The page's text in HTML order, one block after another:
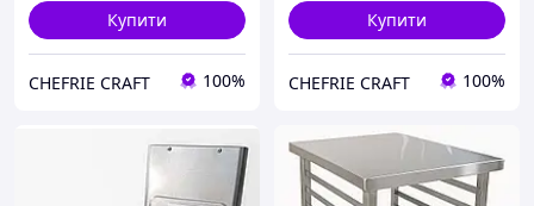
Купити
CHEFRIE CRAFT 100%
Купити
CHEFRIE CRAFT 100%